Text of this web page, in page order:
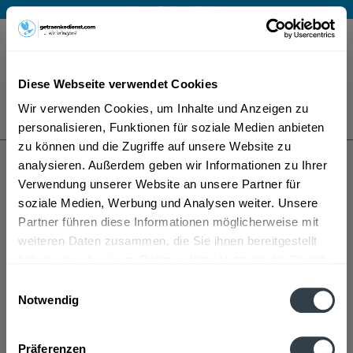
Diese Webseite verwendet Cookies
Wir verwenden Cookies, um Inhalte und Anzeigen zu
personalisieren, Funktionen für soziale Medien anbieten
zu können und die Zugriffe auf unsere Website zu
analysieren. Außerdem geben wir Informationen zu Ihrer
Verwendung unserer Website an unsere Partner für
soziale Medien, Werbung und Analysen weiter. Unsere
Partner führen diese Informationen möglicherweise mit
weiteren Daten zusammen, die Sie ihnen bereitgestellt
Notwendig
Präferenzen
Mo – Fr 9 – 17 Uhr
Menü
Bestellung widerrufen
Es gilt unsere Datenschutzerklärung
Ruppert-Deginther
Ruppert-Deginther wird in den folgenden Regionen,
Städten, Orten und Postleitzahl-Gebieten geliefert